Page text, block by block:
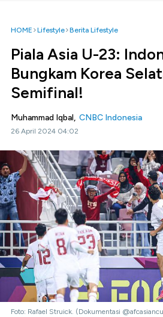
HOME Lifestyle Berita Lifestyle
Piala Asia U-23:
Bungkam Korea
Semifinal!
Muhammad Iqbal, CNBC Indonesia
26 April 2024 04:02
Foto: Rafael Struick. (Dokumentasi